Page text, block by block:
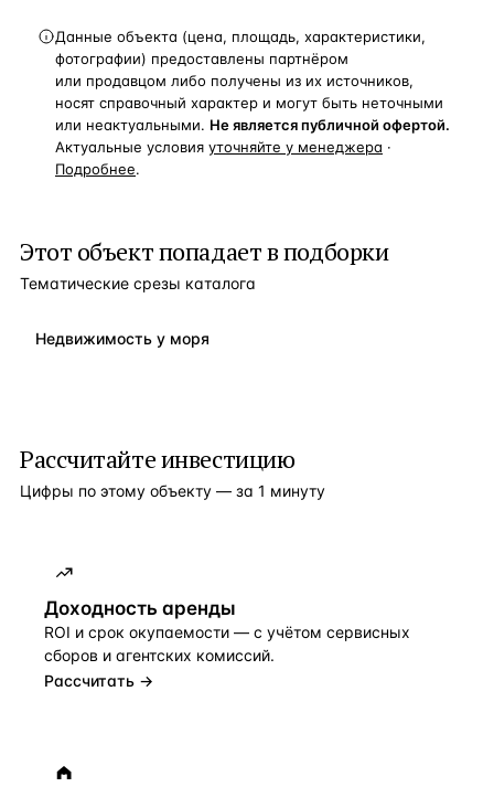
Данные объекта (цена, площадь, характеристики,
фотографии) предоставлены партнёром
или продавцом либо получены из их источников,
носят справочный характер и могут быть неточными
или неактуальными. Не является публичной офертой.
Актуальные условия уточняйте у менеджера ·
Подробнее.
Этот объект попадает в подборки
Тематические срезы каталога
Недвижимость у моря
Рассчитайте инвестицию
Цифры по этому объекту — за 1 минуту
Доходность аренды
ROI и срок окупаемости — с учётом сервисных
сборов и агентских комиссий.
Рассчитать →